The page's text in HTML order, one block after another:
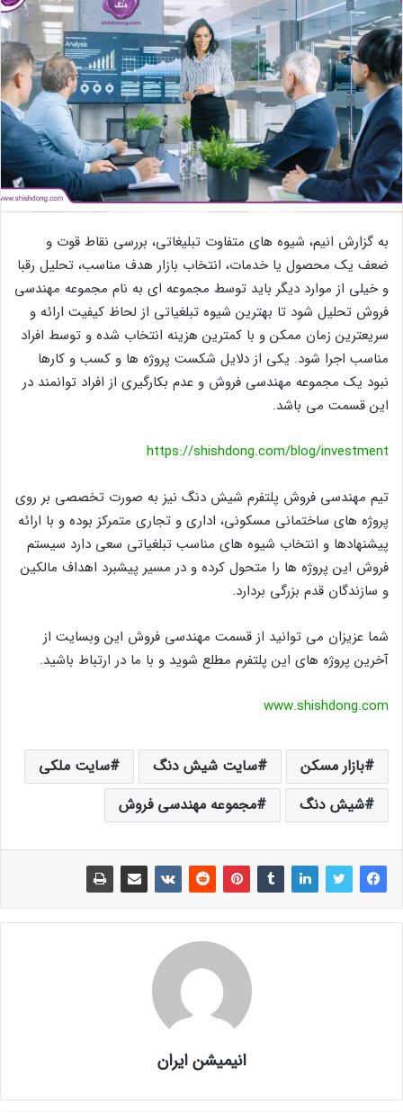
به گزارش انیم، شیوه های متفاوت تبلیغاتی، بررسی نقاط قوت و
ضعف یک محصول یا خدمات، انتخاب بازار هدف مناسب، تحلیل رقبا
و خیلی از موارد دیگر باید توسط مجموعه ای به نام مجموعه مهندسی
فروش تحلیل شود تا بهترین شیوه تبلغیاتی از لحاظ کیفیت ارائه و
سریعترین زمان ممکن و با کمترین هزینه انتخاب شده و توسط افراد
مناسب اجرا شود. یکی از دلایل شکست پروژه ها و کسب و کارها
نبود یک مجموعه مهندسی فروش و عدم بکارگیری از افراد توانمند در
این قسمت می باشد.
https://shishdong.com/blog/investment
تیم مهندسی فروش پلتفرم شیش دنگ نیز به صورت تخصصی بر روی
پروژه های ساختمانی مسکونی، اداری و تجاری متمرکز بوده و با ارائه
پیشنهادها و انتخاب شیوه های مناسب تبلغیاتی سعی دارد سیستم
فروش این پروژه ها را متحول کرده و در مسیر پیشبرد اهداف مالکین
و سازندگان قدم بزرگی بردارد.
شما عزیزان می توانید از قسمت مهندسی فروش این وبسایت از
آخرین پروژه های این پلتفرم مطلع شوید و با ما در ارتباط باشید.
www.shishdong.com
بازار مسکن سایت شیش دنگ
سایت ملکی
شیش دنگ
مجموعه مهندسی فروش
انیمیشن ایران